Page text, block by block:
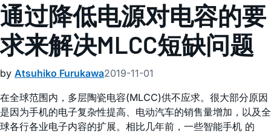
通过降低电源对电容的要
求来解决MLCC短缺问题
by Atsuhiko Furukawa2019-11-01
在全球范围内，多层陶瓷电容(MLCC)供不应求。很大部分原因
是因为手机的电子复杂性提高、电动汽车的销售量增加，以及全
球各行各业电子内容的扩展。相比几年前，一些智能手机 的